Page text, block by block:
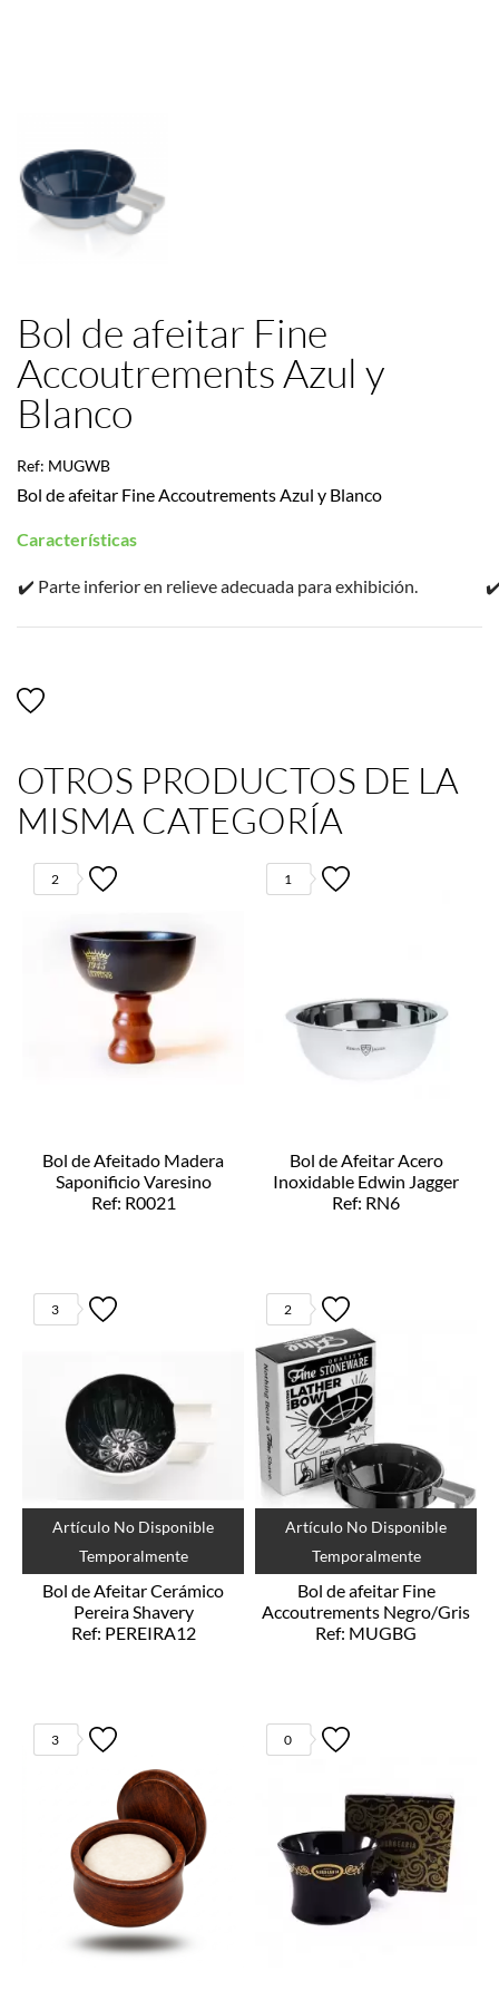
Bol de afeitar Fine
Accoutrements Azul y
Blanco
Ref: MUGWB
Bol de afeitar Fine Accoutrements Azul y Blanco
Características
✔️ Parte inferior en relieve adecuada para exhibición. ✔️
OTROS PRODUCTOS DE LA
MISMA CATEGORÍA
2
Bol de Afeitado Madera
Saponificio Varesino
Ref: R0021
1
Bol de Afeitar Acero
Inoxidable Edwin Jagger
Ref: RN6
Artículo No Disponible
Temporalmente
3
Bol de Afeitar Cerámico
Pereira Shavery
Ref: PEREIRA12
Artículo No Disponible
Temporalmente
2
Bol de afeitar Fine
Accoutrements Negro/Gris
Ref: MUGBG
3 0